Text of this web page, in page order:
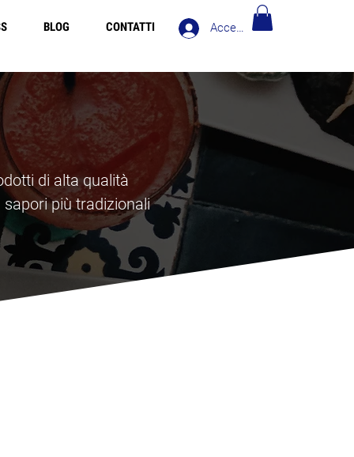
Accedi
BLOG CONTATTI
di alta qualità
più tradizionali